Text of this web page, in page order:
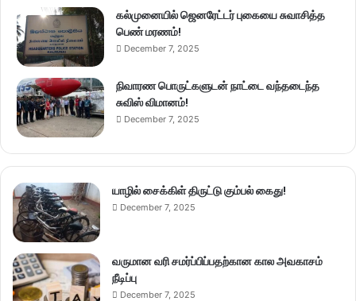
கல்முனையில் ஜெனரேட்டர் புகையை சுவாசித்த
பெண் மரணம்!
December 7, 2025
நிவாரண பொருட்களுடன் நாட்டை வந்தடைந்த
சுவிஸ் விமானம்!
December 7, 2025
யாழில் சைக்கிள் திருட்டு கும்பல் கைது!
December 7, 2025
வருமான வரி சமர்ப்பிப்பதற்கான கால அவகாசம்
நீடிப்பு
December 7, 2025